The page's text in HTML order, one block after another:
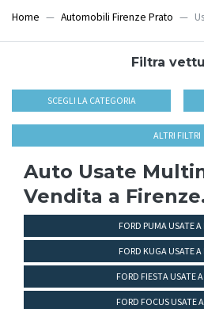
Home Automobili Firenze Prato
Filtra
SCEGLI LA CATEGORIA
ALTRI FILTRI
Auto Usate
Vendita a
FORD PUMA USATE A
FORD KUGA USATE A
FORD FIESTA USATE
FORD FOCUS USATE